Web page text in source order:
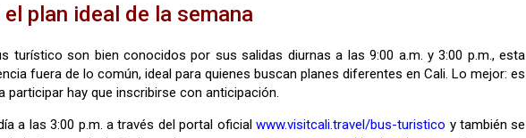
plan ideal de la semana
turístico son bien conocidos por sus salidas diurnas a las 9:00 a.m. y 3:00 p.m., esta
fuera de lo común, ideal para quienes buscan planes diferentes en Cali. Lo mejor: es
participar hay que inscribirse con anticipación.
a las 3:00 p.m. a través del portal oficialwww.visitcali.travel/bus-turistico y también se